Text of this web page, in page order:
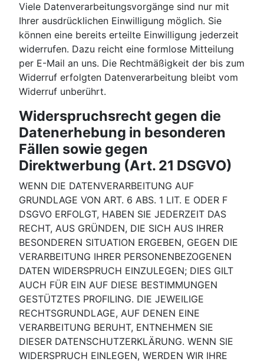
Viele Datenverarbeitungsvorgänge sind nur mit
Ihrer ausdrücklichen Einwilligung möglich. Sie
können eine bereits erteilte Einwilligung jederzeit
widerrufen. Dazu reicht eine formlose Mitteilung
per E-Mail an uns. Die Rechtmäßigkeit der bis zum
Widerruf erfolgten Datenverarbeitung bleibt vom
Widerruf unberührt.
Widerspruchsrecht gegen die
Datenerhebung in besonderen
Fällen sowie gegen
Direktwerbung (Art. 21 DSGVO)
WENN DIE DATENVERARBEITUNG AUF
GRUNDLAGE VON ART. 6 ABS. 1 LIT. E ODER F
DSGVO ERFOLGT, HABEN SIE JEDERZEIT DAS
RECHT, AUS GRÜNDEN, DIE SICH AUS IHRER
BESONDEREN SITUATION ERGEBEN, GEGEN DIE
VERARBEITUNG IHRER PERSONENBEZOGENEN
DATEN WIDERSPRUCH EINZULEGEN; DIES GILT
AUCH FÜR EIN AUF DIESE BESTIMMUNGEN
GESTÜTZTES PROFILING. DIE JEWEILIGE
RECHTSGRUNDLAGE, AUF DENEN EINE
VERARBEITUNG BERUHT, ENTNEHMEN SIE
DIESER DATENSCHUTZERKLÄRUNG. WENN SIE
WIDERSPRUCH EINLEGEN, WERDEN WIR IHRE